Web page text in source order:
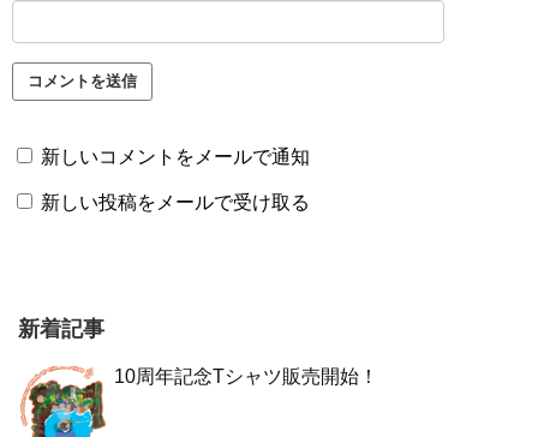
新しいコメントをメールで通知
新しい投稿をメールで受け取る
新着記事
10周年記念Tシャツ販売開始！